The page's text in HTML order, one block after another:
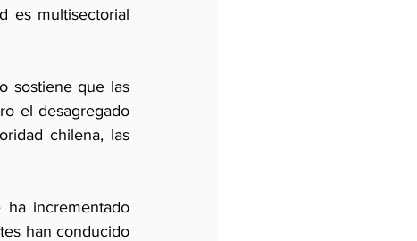
es multisectorial
sostiene que las
el desagregado
chilena, las
incrementado
han conducido